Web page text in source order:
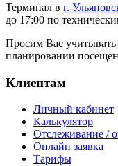
Терминал в г.
до 17:00 по
Просим Вас
планировании
Клиентам
Личный кабинет
Калькулятор
Отслеживание /
Онлайн заявка
Тарифы